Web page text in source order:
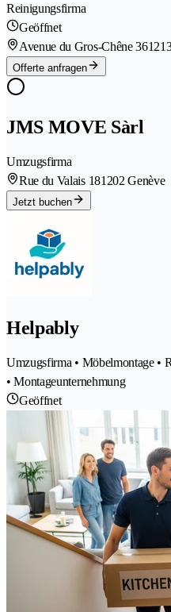
Reinigungsfirma
Geöffnet
Avenue du Gros-Chêne 36
Offerte anfragen
JMS MOVE Sàrl
Umzugsfirma
Rue du Valais 181202 Genève
Jetzt buchen
Helpably
Umzugsfirma • Möbelmontage •
• Montageunternehmung
Geöffnet